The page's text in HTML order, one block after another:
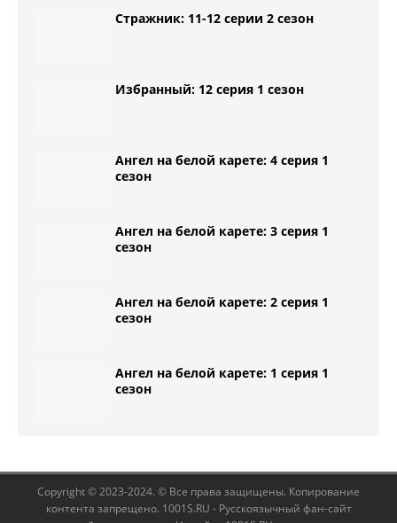
Стражник: 11-12 серии 2 сезон
Избранный: 12 серия 1 сезон
Ангел на белой карете: 4 серия 1
сезон
Ангел на белой карете: 3 серия 1
сезон
Ангел на белой карете: 2 серия 1
сезон
Ангел на белой карете: 1 серия 1
сезон
Copyright © 2023-2024. © Все права защищены. Копирование
контента запрещено. 1001S.RU - Русскоязычный фан-сайт